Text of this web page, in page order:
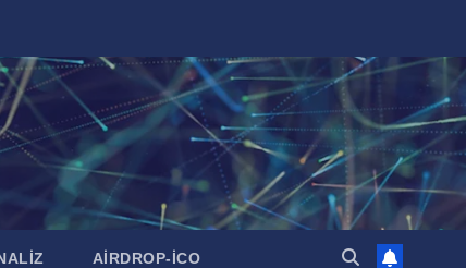
AİRDROP-İCO